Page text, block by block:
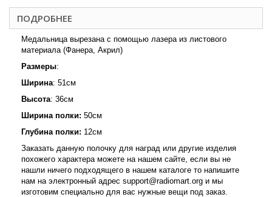
ПОДРОБНЕЕ
Медальница вырезана с помощью лазера из листового
материала (Фанера, Акрил)
Размеры:
Ширина: 51см
Высота: 36см
Ширина полки: 50см
Глубина полки: 12см
Заказать данную полочку для наград или другие изделия
похожего характера можете на нашем сайте, если вы не
нашли ничего подходящего в нашем каталоге то напишите
нам на электронный адрес support@radiomart.org и мы
изготовим специально для вас нужные вещи под заказ.